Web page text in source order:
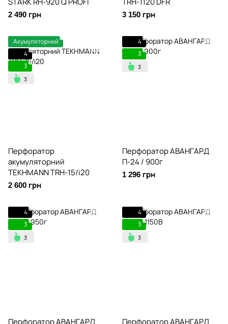
2 490 грн 3 150 грн
Акумуляторний
4
3
Перфоратор
акумуляторний
TEKHMANN TRH-15/i20
2 600 грн
4
3
Перфоратор АВАНГАРД
П-24 / 900г
1 296 грн
4
3
Перфоратор АВАНГАРД
4
3
Перфоратор АВАНГАРД